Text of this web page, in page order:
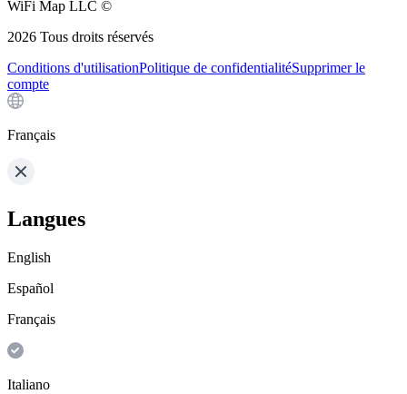
WiFi Map LLC ©
2026 Tous droits réservés
Conditions d'utilisationPolitique de confidentialitéSupprimer le
compte
Français
Langues
English
Español
Français
Italiano